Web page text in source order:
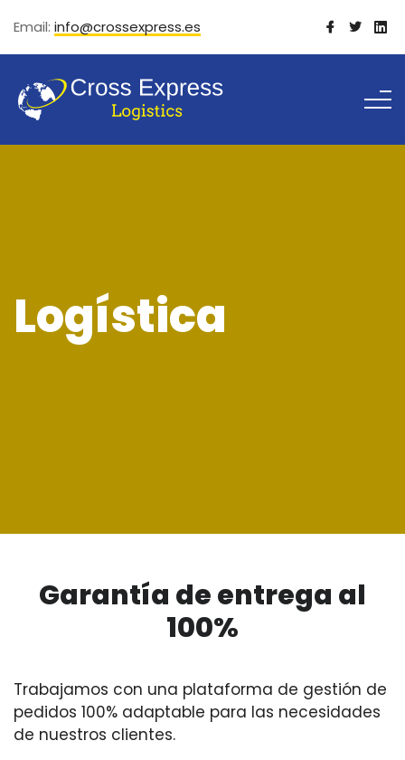
Email: info@crossexpress.es
Logística
Garantía de entrega al
100%
Trabajamos con una plataforma de gestión de
pedidos 100% adaptable para las necesidades
de nuestros clientes.